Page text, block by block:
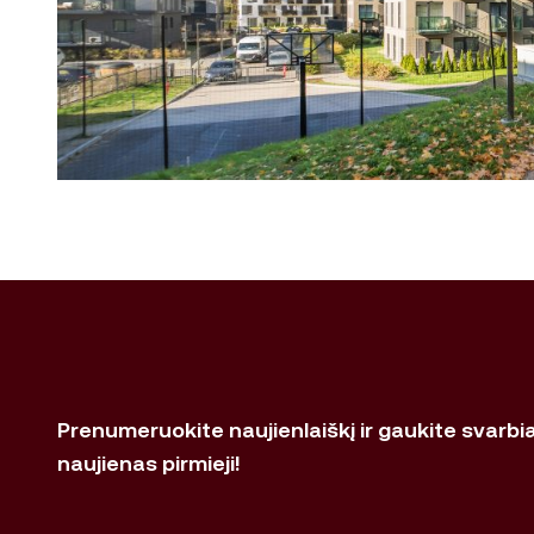
Prenumeruokite naujienlaiškį ir gaukite
naujienas pirmieji!